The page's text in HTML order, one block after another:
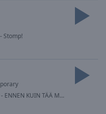
Stomp!
LOPPUU (DON'T YOU EVER LEAVE ME)